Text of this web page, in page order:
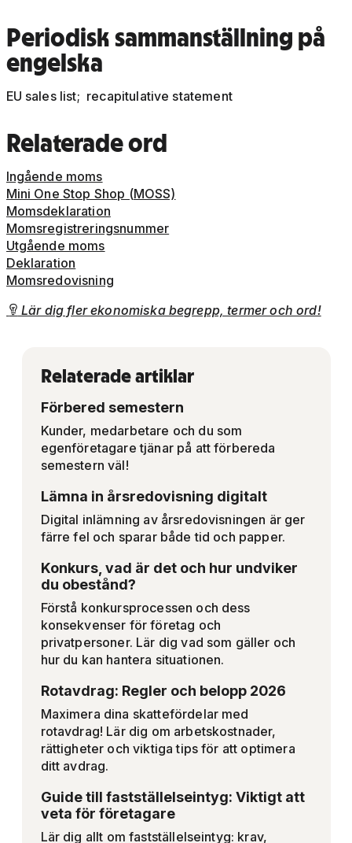
Periodisk sammanställning på
engelska
EU sales list; recapitulative statement
Relaterade ord
Ingående moms
Mini One Stop Shop (MOSS)
Momsdeklaration
Momsregistreringsnummer
Utgående moms
Deklaration
Momsredovisning
 Lär dig fler ekonomiska begrepp, termer och ord!
Relaterade artiklar
Förbered semestern
Kunder, medarbetare och du som
egenföretagare tjänar på att förbereda
semestern väl!
Lämna in årsredovisning digitalt
Digital inlämning av årsredovisningen är ger
färre fel och sparar både tid och papper.
Konkurs, vad är det och hur undviker
du obestånd?
Förstå konkursprocessen och dess
konsekvenser för företag och
privatpersoner. Lär dig vad som gäller och
hur du kan hantera situationen.
Rotavdrag: Regler och belopp 2026
Maximera dina skattefördelar med
rotavdrag! Lär dig om arbetskostnader,
rättigheter och viktiga tips för att optimera
ditt avdrag.
Guide till fastställelseintyg: Viktigt att
veta för företagare
Lär dig allt om fastställelseintyg: krav,